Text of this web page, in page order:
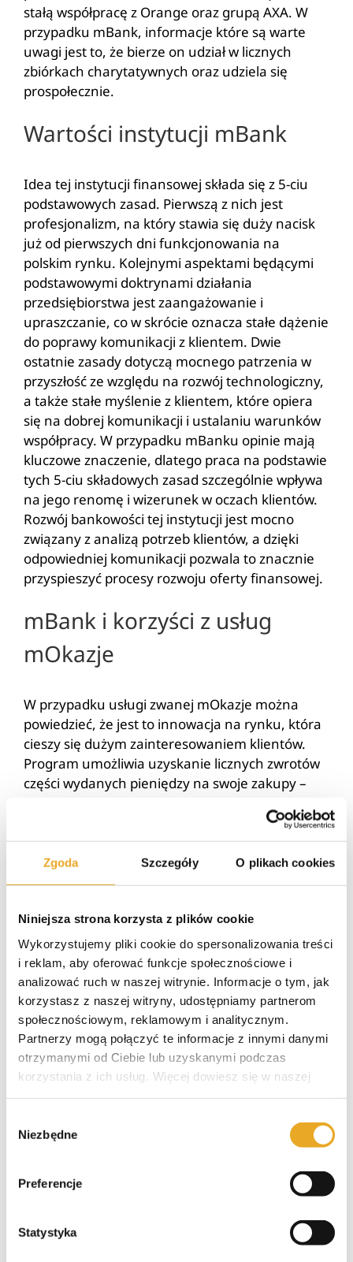
Zgoda Szczegóły O plikach cookies
Niniejsza strona korzysta z plików cookie
Wykorzystujemy pliki cookie do spersonalizowania treści
i reklam, aby oferować funkcje społecznościowe i
analizować ruch w naszej witrynie. Informacje o tym, jak
korzystasz z naszej witryny, udostępniamy partnerom
społecznościowym, reklamowym i analitycznym.
Partnerzy mogą połączyć te informacje z innymi danymi
otrzymanymi od Ciebie lub uzyskanymi podczas
korzystania z ich usług. Więcej dowiesz się w naszej
zgody
Niezbędne
Preferencje
Statystyka
stałą współpracę z Orange oraz grupą AXA. W
przypadku mBank, informacje które są warte
uwagi jest to, że bierze on udział w licznych
zbiórkach charytatywnych oraz udziela się
prospołecznie.
Wartości instytucji mBank
Idea tej instytucji finansowej składa się z 5-ciu
podstawowych zasad. Pierwszą z nich jest
profesjonalizm, na który stawia się duży nacisk
już od pierwszych dni funkcjonowania na
polskim rynku. Kolejnymi aspektami będącymi
podstawowymi doktrynami działania
przedsiębiorstwa jest zaangażowanie i
upraszczanie, co w skrócie oznacza stałe dążenie
do poprawy komunikacji z klientem. Dwie
ostatnie zasady dotyczą mocnego patrzenia w
przyszłość ze względu na rozwój technologiczny,
a także stałe myślenie z klientem, które opiera
się na dobrej komunikacji i ustalaniu warunków
współpracy. W przypadku mBanku opinie mają
kluczowe znaczenie, dlatego praca na podstawie
tych 5-ciu składowych zasad szczególnie wpływa
na jego renomę i wizerunek w oczach klientów.
Rozwój bankowości tej instytucji jest mocno
związany z analizą potrzeb klientów, a dzięki
odpowiedniej komunikacji pozwala to znacznie
przyspieszyć procesy rozwoju oferty finansowej.
mBank i korzyści z usług
mOkazje
W przypadku usługi zwanej mOkazje można
powiedzieć, że jest to innowacja na rynku, która
cieszy się dużym zainteresowaniem klientów.
Program umożliwia uzyskanie licznych zwrotów
części wydanych pieniędzy na swoje zakupy –
lista sklepów, które nawiązują współpracę w
ramach zwrotu, jest dostępna w serwisie
transakcyjnym, a także aplikacji mobilnej.
Ciekawostką jest fakt, że wszelkie zwroty gotówki
aktywował usługę w bankowości online.
Dlaczego warto skorzystać z
mBank?
W przypadku firmy mBank opinie użytkowników
mówią jasno, że oferta banku jest przejrzysta i
zdecydowanie warta uwagi. Ze względu na
dostosowywaną ofertę finansową,
a także liczne filie na terenie całej Polski, można
która daje tak duże możliwości. Zdecydowanie
sprawdzić liczne korzyści, które mogą z niej
wynikać. Oferta banku dostosowywana jest do